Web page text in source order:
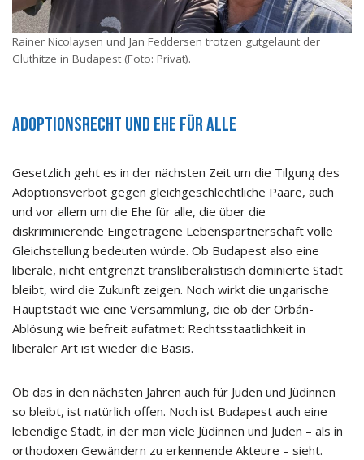
Rainer Nicolaysen und Jan Feddersen trotzen gutgelaunt der
Gluthitze in Budapest (Foto: Privat).
Adoptionsrecht und Ehe für alle
Gesetzlich geht es in der nächsten Zeit um die Tilgung des
Adoptionsverbot gegen gleichgeschlechtliche Paare, auch
und vor allem um die Ehe für alle, die über die
diskriminierende Eingetragene Lebenspartnerschaft volle
Gleichstellung bedeuten würde. Ob Budapest also eine
liberale, nicht entgrenzt transliberalistisch dominierte Stadt
bleibt, wird die Zukunft zeigen. Noch wirkt die ungarische
Hauptstadt wie eine Versammlung, die ob der Orbán-
Ablösung wie befreit aufatmet: Rechtsstaatlichkeit in
liberaler Art ist wieder die Basis.
Ob das in den nächsten Jahren auch für Juden und Jüdinnen
so bleibt, ist natürlich offen. Noch ist Budapest auch eine
lebendige Stadt, in der man viele Jüdinnen und Juden – als in
orthodoxen Gewändern zu erkennende Akteure – sieht.